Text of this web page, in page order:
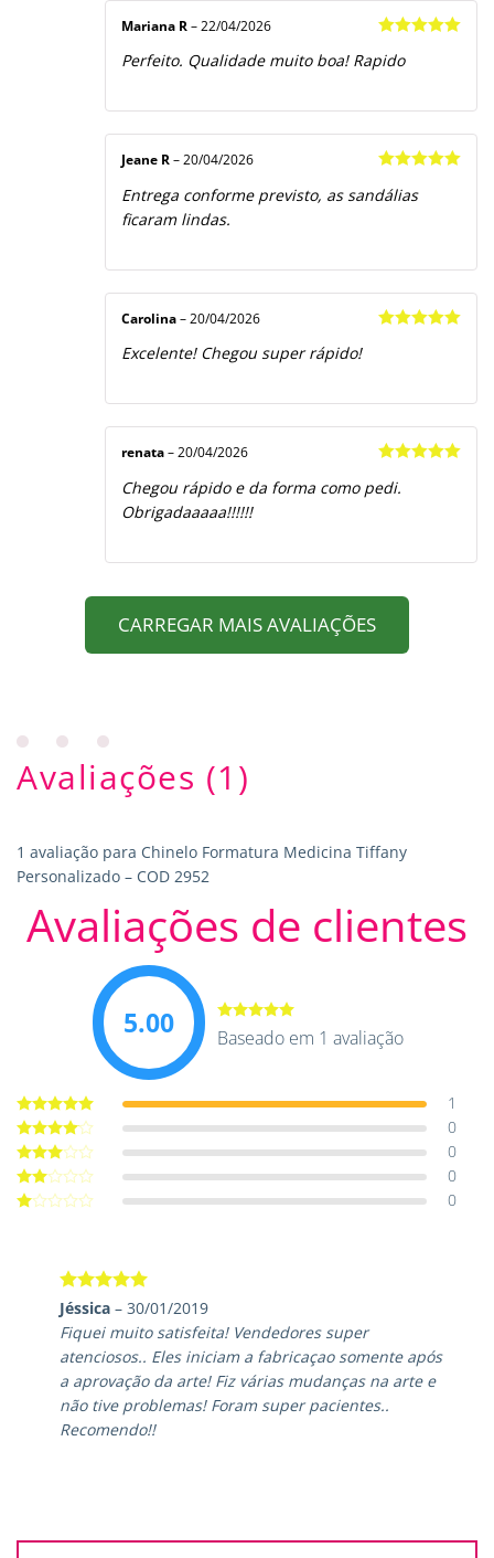
de 5
Mariana R – 22/04/2026
Perfeito. Qualidade muito boa! Rapido
de 5
Jeane R – 20/04/2026
Entrega conforme previsto, as sandálias
ficaram lindas.
Carolina – 20/04/2026
Excelente! Chegou super rápido!
de 5
renata – 20/04/2026
Chegou rápido e da forma como pedi.
Obrigadaaaaa!!!!!!
CARREGAR MAIS AVALIAÇÕES
Avaliações (1)
1 avaliação para Chinelo Formatura Medicina Tiffany
Personalizado – COD 2952
Avaliações de clientes
5.00
Avaliação
5.00de 5
Baseado em 1 avaliação
Avaliação5
de 5
1
Avaliação
4de 5
0
Avaliação
3de 5
0
Avaliação
0
0
Avaliação5
de 5
Jéssica– 30/01/2019
Fiquei muito satisfeita! Vendedores super
atenciosos.. Eles iniciam a fabricaçao somente após
a aprovação da arte! Fiz várias mudanças na arte e
não tive problemas! Foram super pacientes..
Recomendo!!